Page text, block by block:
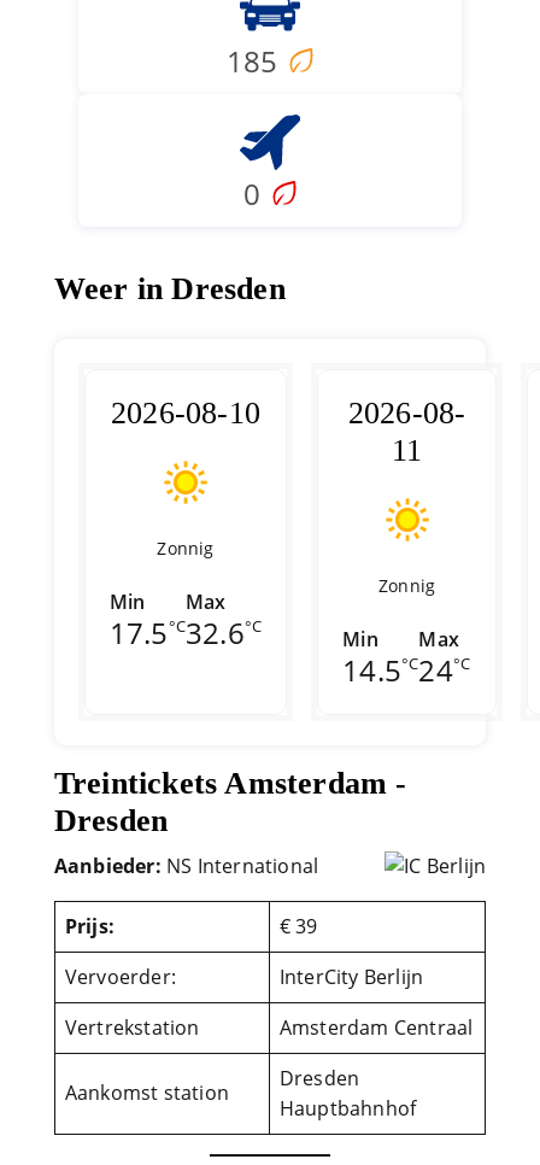
185
0
Weer in Dresden
2026-08-10
Zonnig
Min
17.5°C
Max
32.6°C
2026-08-
11
Zonnig
Min
14.5°C
Max
24°C
Treintickets Amsterdam -
Dresden
Aanbieder: NS International
Prijs:
€ 39
Vervoerder:
InterCity Berlijn
Vertrekstation
Amsterdam Centraal
Aankomst station
Dresden
Hauptbahnhof